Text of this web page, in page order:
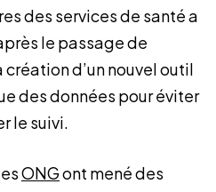
des services de santé a
le passage de
d’un nouvel outil
des données pour éviter
le suivi.
ONGont mené des